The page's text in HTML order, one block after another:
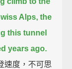
Alps, the
this tunnel
years ago.
速度，不可思